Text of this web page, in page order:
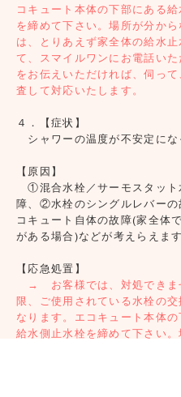
コキュート本体の下部にある給
を締めて下さい。場所が分から
は、とりあえず家全体の給水止
て、スマイルワンにお電話いた
をお伝えいただければ、伺って
査して対応いたします。
４．【症状】
シャワーの温度が不安定にな
【原因】
①混合水栓／サーモスタット
障、②水栓のシングルレバー
コキュート自体の故障(家全体
がある場合)などが考えらえます
【応急処置】
→ お客様では、対処できま
限、ご使用されている水栓の交
なります。エコキュート本体の
給水側止水栓を締めて下さい。